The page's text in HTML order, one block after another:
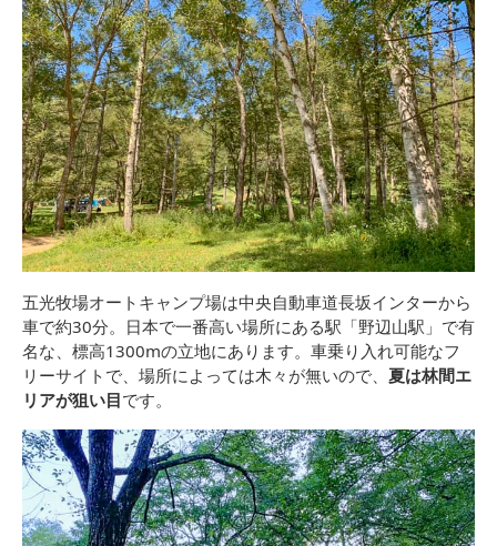
五光牧場オートキャンプ場は中央自動車道長坂インターから
車で約30分。日本で一番高い場所にある駅「野辺山駅」で有
名な、標高1300mの立地にあります。車乗り入れ可能なフ
リーサイトで、場所によっては木々が無いので、 夏は林間エ
リアが狙い目です。